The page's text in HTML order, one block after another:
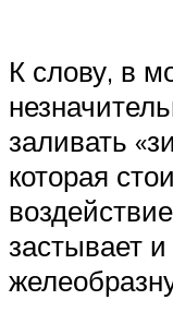
К слову, в
заливать
которая
застывает